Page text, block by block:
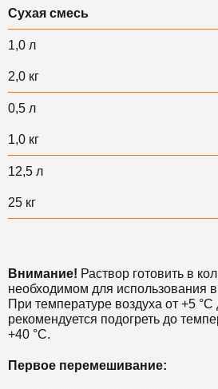
Сухая смесь
1,0 л
2,0 кг
0,5 л
1,0 кг
12,5 л
25 кг
Внимание! Раствор готовить в
необходимом для использования в
При температуре воздуха от +5
рекомендуется подогреть до
+40 °С.
Первое перемешивание: